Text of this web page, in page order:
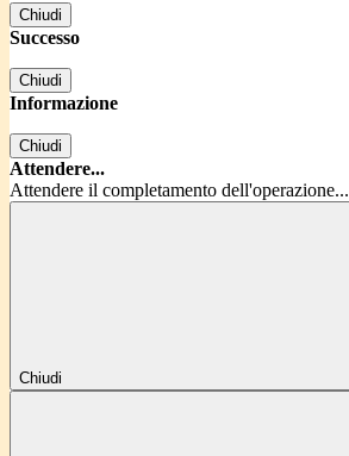
Chiudi
Successo
Chiudi
Informazione
Chiudi
Attendere...
Attendere il completamento dell'operazione...
Chiudi